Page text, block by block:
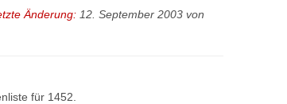
Änderung: 12. September 2003 von
für 1452.